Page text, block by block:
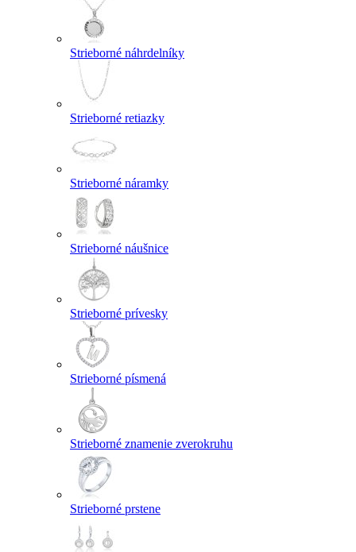
Strieborné náhrdelníky
Strieborné retiazky
Strieborné náramky
Strieborné náušnice
Strieborné prívesky
Strieborné písmená
Strieborné znamenie zverokruhu
Strieborné prstene